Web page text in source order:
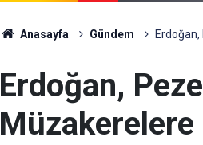
Anasayfa Gündem
Erdoğan,
Müzakerelere